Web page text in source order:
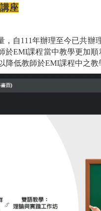
座
自111年辦理至今已共
於EMI課程當中教學更加
低教師於EMI課程中之教